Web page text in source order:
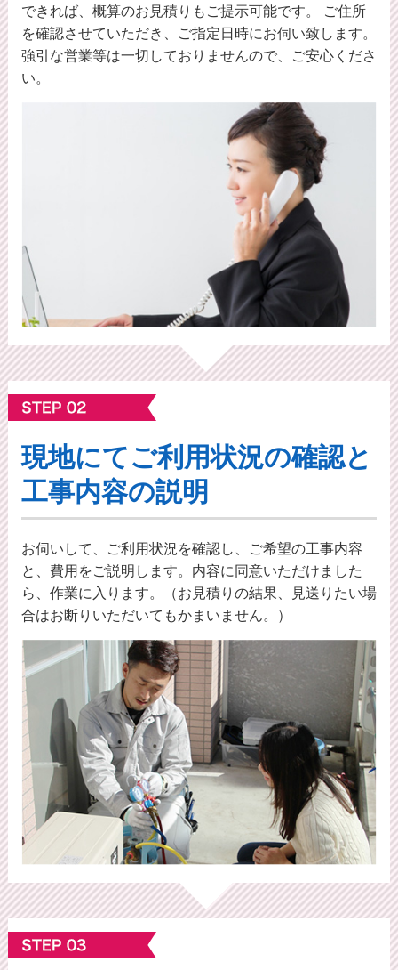
できれば、概算のお⾒積りもご提⽰可能です。 ご住所
を確認させていただき、ご指定日時にお伺い致します。
強引な営業等は一切しておりませんので、ご安心くださ
い。
現地にてご利⽤状況の確認と
工事内容の説明
お伺いして、ご利用状況を確認し、ご希望の工事内容
と、費用をご説明します。内容に同意いただけました
ら、作業に入ります。（お見積りの結果、見送りたい場
合はお断りいただいてもかまいません。）